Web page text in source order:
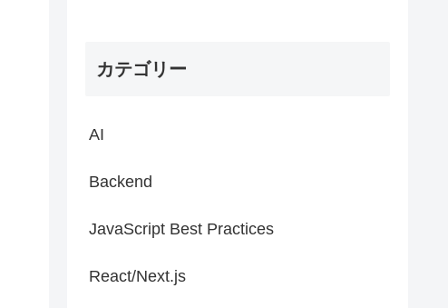
カテゴリー
AI
Backend
JavaScript Best Practices
React/Next.js